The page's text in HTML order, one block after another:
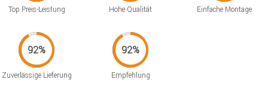
Top Preis-Leistung Hohe Qualität Einfache Montage
Zuverlässige Lieferung Empfehlung